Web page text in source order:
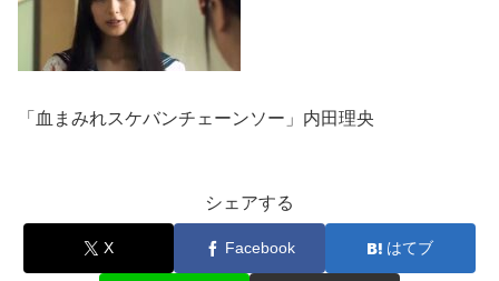
「血まみれスケバンチェーンソー」内田理央
シェアする
X Facebook はてブ